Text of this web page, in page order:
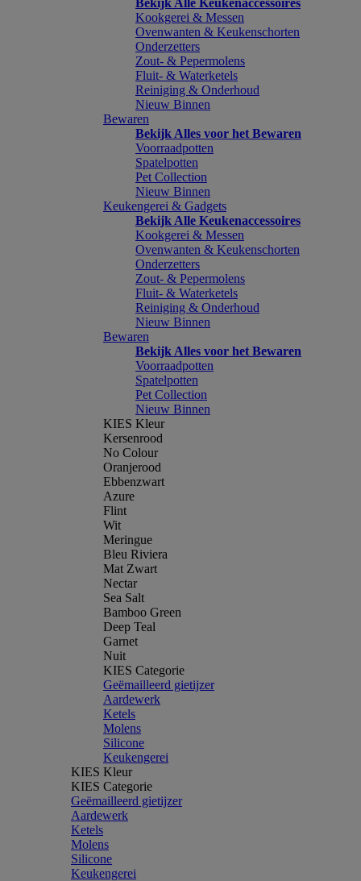
Bekijk Alle Keukenaccessoires
Kookgerei & Messen
Ovenwanten & Keukenschorten
Onderzetters
Zout- & Pepermolens
Fluit- & Waterketels
Reiniging & Onderhoud
Nieuw Binnen
Bewaren
Bekijk Alles voor het Bewaren
Voorraadpotten
Spatelpotten
Pet Collection
Nieuw Binnen
Keukengerei & Gadgets
Bekijk Alle Keukenaccessoires
Kookgerei & Messen
Ovenwanten & Keukenschorten
Onderzetters
Zout- & Pepermolens
Fluit- & Waterketels
Reiniging & Onderhoud
Nieuw Binnen
Bewaren
Bekijk Alles voor het Bewaren
Voorraadpotten
Spatelpotten
Pet Collection
Nieuw Binnen
KIES Kleur
Kersenrood
No Colour
Oranjerood
Ebbenzwart
Azure
Flint
Wit
Meringue
Bleu Riviera
Mat Zwart
Nectar
Sea Salt
Bamboo Green
Deep Teal
Garnet
Nuit
KIES Categorie
Geëmailleerd gietijzer
Aardewerk
Ketels
Molens
Silicone
Keukengerei
KIES Kleur
KIES Categorie
Geëmailleerd gietijzer
Aardewerk
Ketels
Molens
Silicone
Keukengerei